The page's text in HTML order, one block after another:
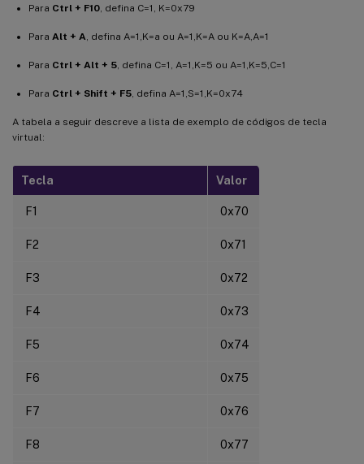
Para Ctrl + F10 , defina C=1, K=0x79
Para Alt + A , defina A=1,K=a ou A=1,K=A ou K=A,A=1
Para Ctrl + Alt + 5 , defina C=1, A=1,K=5 ou A=1,K=5,C=1
Para Ctrl + Shift + F5 , defina A=1,S=1,K=0x74
A tabela a seguir descreve a lista de exemplo de códigos de tecla
virtual:
Tecla Valor
F1 0x70
F2 0x71
F3 0x72
F4 0x73
F5 0x74
F6 0x75
F7 0x76
F8 0x77